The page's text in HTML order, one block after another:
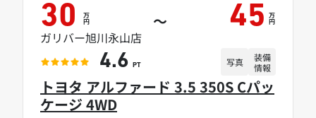
トヨタ アルファード 3.5 350S Cパッ
ケージ 4WD
30 万
円 ～ 45 万
円
ガリバー旭川永山店
4.6 PT 写真
装備
情報